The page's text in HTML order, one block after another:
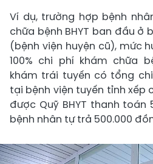
Ví dụ, trường hợp bệnh
chữa bệnh BHYT ban đầu ở
(bệnh viện huyện cũ), mức
100% chi phí khám chữa
khám trái tuyến có tổng chi
tại bệnh viện tuyến tỉnh xếp
được Quỹ BHYT thanh toán
bệnh nhân tự trả 500.000